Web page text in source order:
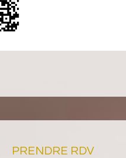
PRENDRE RDV